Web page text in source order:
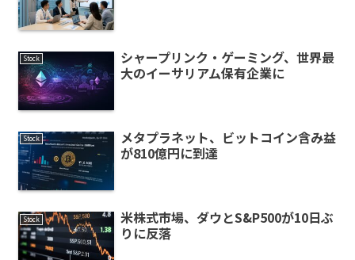
Stock
シャープリンク・ゲーミング、世界最
大のイーサリアム保有企業に
Stock
メタプラネット、ビットコイン含み益
が810億円に到達
Stock
米株式市場、ダウとS&P500が10日ぶ
りに反落